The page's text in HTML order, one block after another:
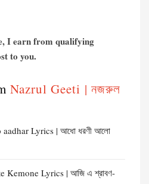
I earn from qualifying
to you.
Nazrul Geeti | নজরুল
Lyrics | আধো ধরণী আলো
Kemone Lyrics | আজি এ শ্রাবণ-